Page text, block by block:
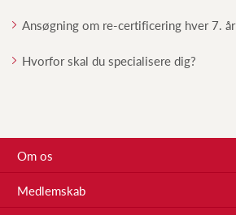
Ansøgning om re-certificering hver 7. år
Hvorfor skal du specialisere dig?
Om os
Medlemskab